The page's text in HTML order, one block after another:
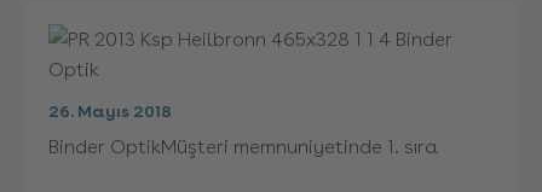
26. Mayıs 2018
Binder OptikMüşteri memnuniyetinde 1. sıra